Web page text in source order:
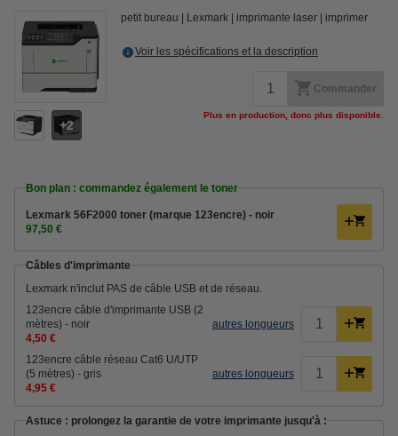
2
petit bureau Lexmark imprimante laser imprimer
Voir les spécifications et la description
Commander
Plus en production, donc plus disponible.
Bon plan : commandez également le toner
Lexmark 56F2000 toner (marque 123encre) - noir
97,50 €
Câbles d'imprimante
Lexmark n'inclut PAS de câble USB et de réseau.
123encre câble d'imprimante USB (2
mètres) - noir
4,50 €
autres longueurs
123encre câble réseau Cat6 U/UTP
(5 mètres) - gris
4,95 €
autres longueurs
Astuce : prolongez la garantie de votre imprimante jusqu'à :